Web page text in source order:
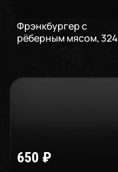
Фрэнкбургер с
рёберным мясом,324
650 ₽